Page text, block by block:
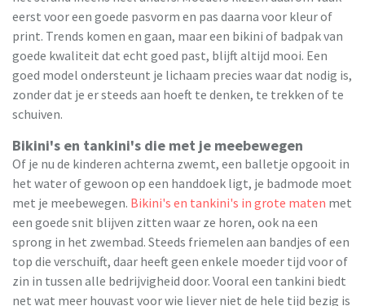
eerst voor een goede pasvorm en pas daarna voor kleur of
print. Trends komen en gaan, maar een bikini of badpak van
goede kwaliteit dat echt goed past, blijft altijd mooi. Een
goed model ondersteunt je lichaam precies waar dat nodig is,
zonder dat je er steeds aan hoeft te denken, te trekken of te
schuiven.
Bikini's en tankini's die met je meebewegen
Of je nu de kinderen achterna zwemt, een balletje opgooit in
het water of gewoon op een handdoek ligt, je badmode moet
met je meebewegen. Bikini's en tankini's in grote maten met
een goede snit blijven zitten waar ze horen, ook na een
sprong in het zwembad. Steeds friemelen aan bandjes of een
top die verschuift, daar heeft geen enkele moeder tijd voor of
zin in tussen alle bedrijvigheid door. Vooral een tankini biedt
net wat meer houvast voor wie liever niet de hele tijd bezig is